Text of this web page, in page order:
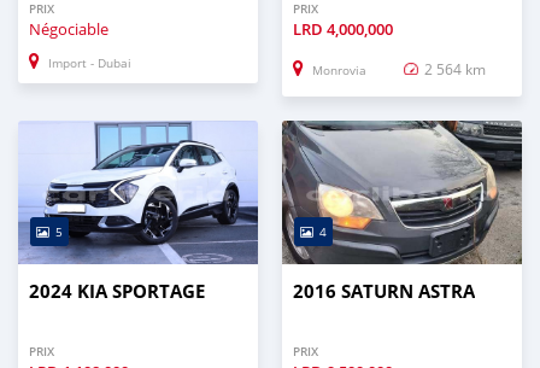
PRIX
Négociable
Import - Dubai
PRIX
LRD 4,000,000
Monrovia 2 564 km
5
2024 KIA SPORTAGE
PRIX
4
2016 SATURN ASTRA
PRIX